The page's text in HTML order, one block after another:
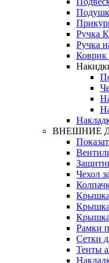
Ручка
Ручка
Коврик
ВНЕШНИЕ
Чехол
Крышка
Крышка
Крышка
Рамки
Сетки
Тенты